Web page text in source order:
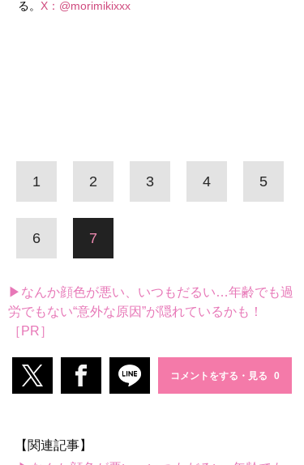
る。 X：@morimikixxx
1 2 3 4 5
6 7
▶なんか顔色が悪い、いつもだるい…年齢でも過
労でもない“意外な原因”が隠れているかも！
［PR］
コメントをする・見る
【関連記事】